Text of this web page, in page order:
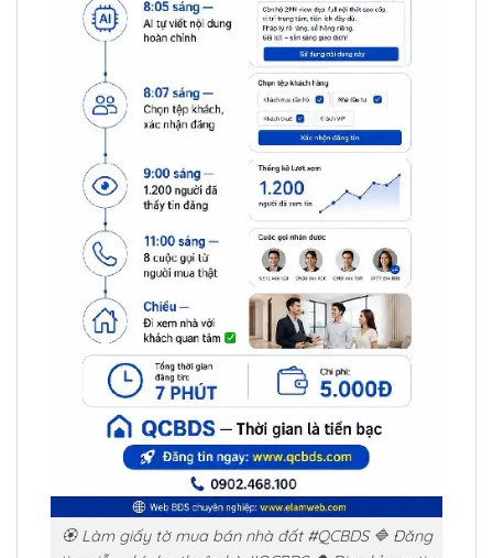
🏵️ Làm giấy tờ mua bán nhà đất #QCBDS 🔷 Đăng